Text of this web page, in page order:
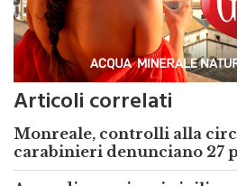
Articoli correlati
Monreale, controlli alla
carabinieri denunciano 27